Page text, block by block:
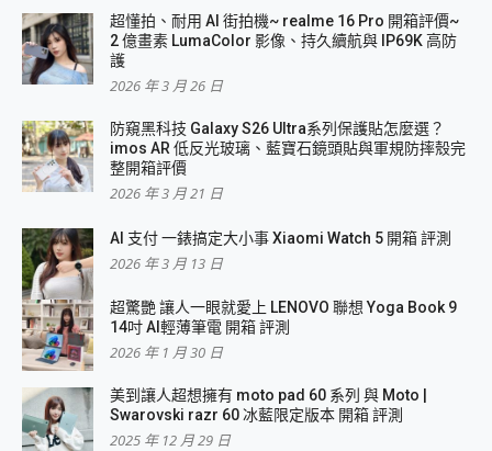
超懂拍、耐用 AI 街拍機~ realme 16 Pro 開箱評價~
2 億畫素 LumaColor 影像、持久續航與 IP69K 高防
護
2026 年 3 月 26 日
防窺黑科技 Galaxy S26 Ultra系列保護貼怎麼選？
imos AR 低反光玻璃、藍寶石鏡頭貼與軍規防摔殼完
整開箱評價
2026 年 3 月 21 日
AI 支付 一錶搞定大小事 Xiaomi Watch 5 開箱 評測
2026 年 3 月 13 日
超驚艷 讓人一眼就愛上 LENOVO 聯想 Yoga Book 9
14吋 AI輕薄筆電 開箱 評測
2026 年 1 月 30 日
美到讓人超想擁有 moto pad 60 系列 與 Moto |
Swarovski razr 60 冰藍限定版本 開箱 評測
2025 年 12 月 29 日